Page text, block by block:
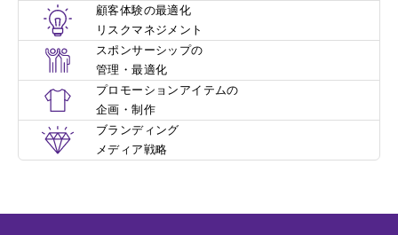
顧客体験の最適化
リスクマネジメント
スポンサーシップの
管理・最適化
プロモーションアイテムの
企画・制作
ブランディング
メディア戦略